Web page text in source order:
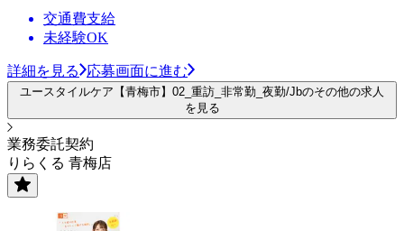
交通費支給
未経験OK
詳細を見る 応募画面に進む
ユースタイルケア【青梅市】02_重訪_非常勤_夜勤/Jbのその他の求人
を見る
業務委託契約
りらくる 青梅店